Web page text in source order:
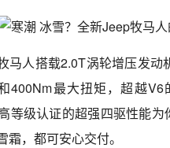
马人搭载2.0T涡轮增压发
400Nm最大扭矩，超越
等级认证的超强四驱性能
霜，都可安心交付。